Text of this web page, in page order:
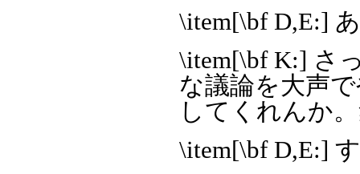
\item[\bf D,E:]
\item[\bf K:] さ
な議論を大声
してくれんか
\item[\bf D,E:]